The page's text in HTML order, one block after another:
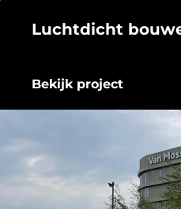
Luchtdicht
Bekijk project